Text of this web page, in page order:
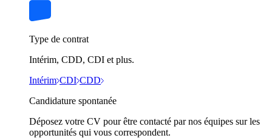
Type de contrat
Intérim, CDD, CDI et plus.
Intérim CDI CDD
Candidature spontanée
Déposez votre CV pour être contacté par nos équipes sur les
opportunités qui vous correspondent.